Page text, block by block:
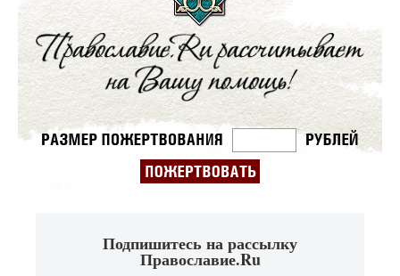
Подпишитесь на рассылку
Православие.Ru